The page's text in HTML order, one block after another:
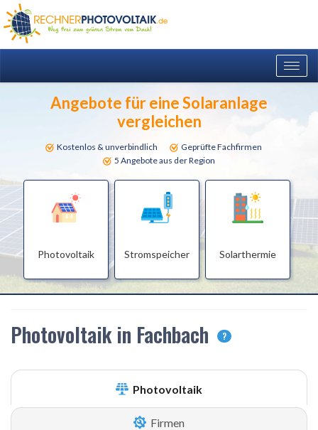
Angebote für eine Solaranlage
vergleichen
Kostenlos & unverbindlich
Geprüfte Fachfirmen
5 Angebote aus der Region
Photovoltaik Stromspeicher Solarthermie
Photovoltaik in Fachbach ?
Photovoltaik
Firmen